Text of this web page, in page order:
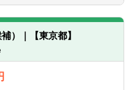
書（英文）の読解や、株主・
ミュニケーションが可能なレ
方をお待ちしています＞
の決算数値に基づいた予算対
、および経営上のリスク・機
等）を含む、経営会議
告
報告と監査対応:
）｜【東京都】